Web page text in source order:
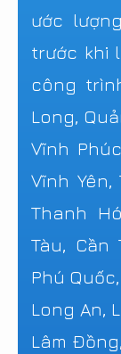
ước
trước khi
công
Long,
Vĩnh
Vĩnh Yên,
Thanh
Tàu, Cần
Phú
Long An,
Lâm